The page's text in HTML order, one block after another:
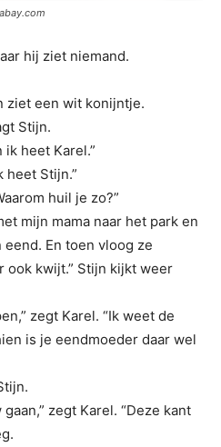
hij ziet niemand.
ziet een wit konijntje.
Stijn.
ik heet Karel.”
heet Stijn.”
huil je zo?”
mijn mama naar het park en
En toen vloog ze
ook kwijt.” Stijn kijkt weer
zegt Karel. “Ik weet de
is je eendmoeder daar wel
zegt Karel. “Deze kant